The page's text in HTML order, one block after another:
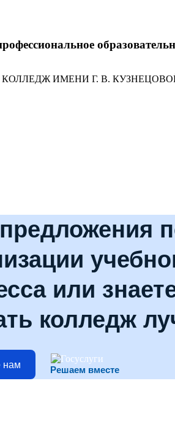
ИМЕНИ Г. В.
или
колледж
нам Решаем вместе